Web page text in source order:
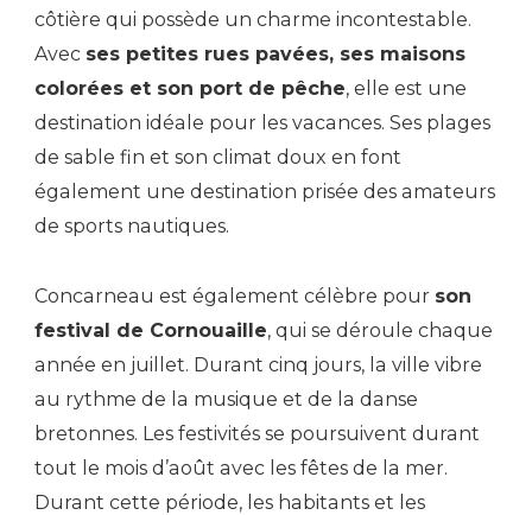
côtière qui possède un charme incontestable.
Avec ses petites rues pavées, ses maisons
colorées et son port de pêche, elle est une
destination idéale pour les vacances. Ses plages
de sable fin et son climat doux en font
également une destination prisée des amateurs
de sports nautiques.
Concarneau est également célèbre pour son
festival de Cornouaille, qui se déroule chaque
année en juillet. Durant cinq jours, la ville vibre
au rythme de la musique et de la danse
bretonnes. Les festivités se poursuivent durant
tout le mois d’août avec les fêtes de la mer.
Durant cette période, les habitants et les